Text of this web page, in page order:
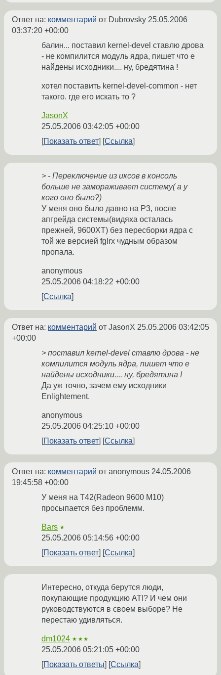
Ответ на: комментарий от Dubrovsky 25.05.2006
03:37:20 +00:00
балин... поставил kernel-devel ставлю дрова
- не компилится модуль ядра, пишет что е
найдены исходники.... ну, бредятина !
хотел поставить kernel-devel-common - нет
такого. где его искать то ?
JasonX
25.05.2006 03:42:05 +00:00
Показать ответ
Ссылка
> - Переключение из иксов в консоль
больше не замораживает систему( а у
кого оно было?)
У меня оно было давно на P3, после
апгрейда системы(видяха осталась
прежней, 9600XT) без пересборки ядра с
той же версией fglrx чудным образом
пропала.
anonymous
25.05.2006 04:18:22 +00:00
Ссылка
Ответ на: комментарий от JasonX 25.05.2006 03:42:05
+00:00
> поставил kernel-devel ставлю дрова - не
компилится модуль ядра, пишет что е
найдены исходники.... ну, бредятина !
Да уж точно, зачем ему исходники
Enlightement.
anonymous
25.05.2006 04:25:10 +00:00
Показать ответ
Ссылка
Ответ на: комментарий от anonymous 24.05.2006
19:45:58 +00:00
У меня на T42(Radeon 9600 M10)
просыпается без проблемм.
Bars ★
25.05.2006 05:14:56 +00:00
Показать ответ
Ссылка
Интересно, откуда берутся люди,
покупающие продукцию ATI? И чем они
руководствуются в своем выборе? Не
перестаю удивляться.
dm1024 ★★★
25.05.2006 05:21:05 +00:00
Показать ответы
Ссылка